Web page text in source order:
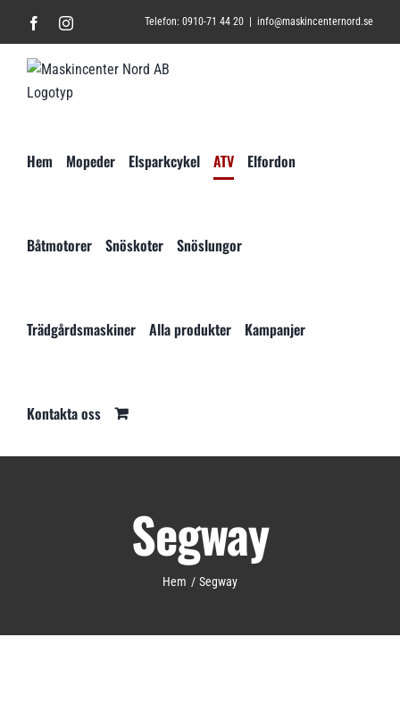
innehållet
FacebookInstagram Telefon: 0910-71 44 20 info@maskincenternord.se
Hem Mopeder Elsparkcykel ATV Elfordon
Båtmotorer Snöskoter Snöslungor
Trädgårdsmaskiner Alla produkter Kampanjer
Kontakta oss
Segway
Hem Segway